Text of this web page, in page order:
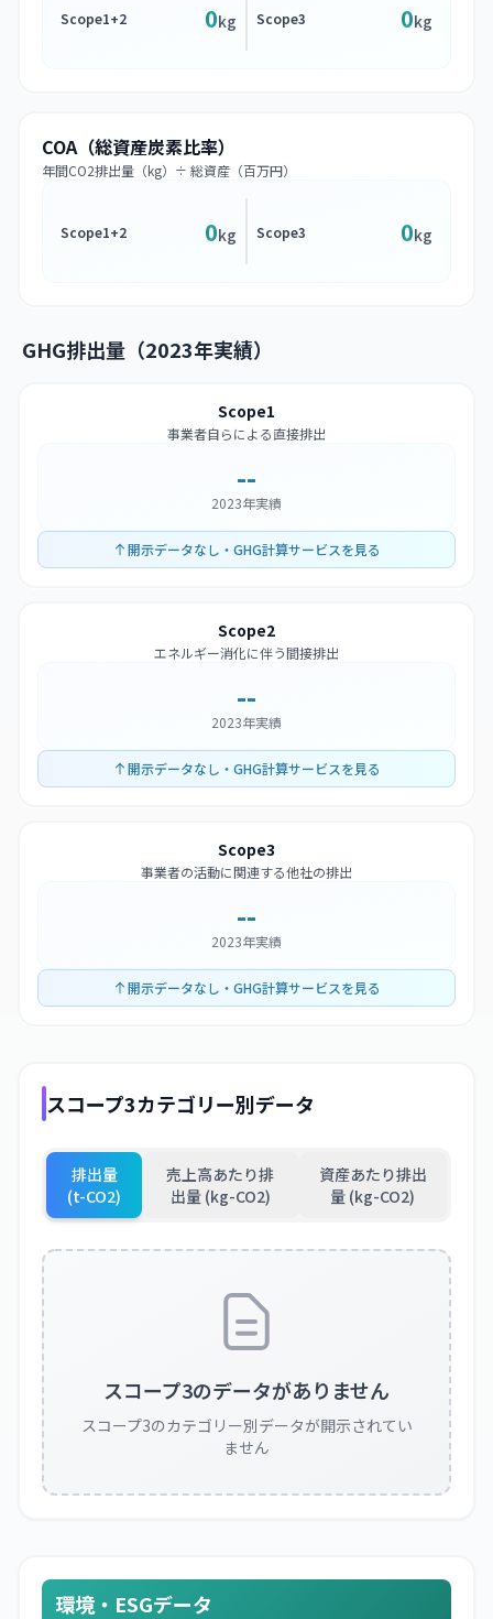
Scope1+2 0kg Scope3 0kg
COA（総資産炭素比率）
年間CO2排出量（kg）÷ 総資産（百万円）
Scope1+2 0kg Scope3 0kg
GHG排出量（2023年実績）
Scope1
事業者自らによる直接排出
--
2023年実績
開示データなし・GHG計算サービスを見る
Scope2
エネルギー消化に伴う間接排出
--
2023年実績
開示データなし・GHG計算サービスを見る
Scope3
事業者の活動に関連する他社の排出
--
2023年実績
開示データなし・GHG計算サービスを見る
スコープ3カテゴリー別データ
排出量
(t-CO2)
売上高あたり排
出量 (kg-CO2)
資産あたり排出
量 (kg-CO2)
スコープ3のデータがありません
スコープ3のカテゴリー別データが開示されてい
ません
環境・ESGデータ